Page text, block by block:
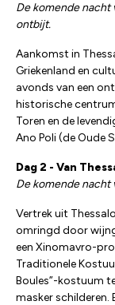
De komende nacht
ontbijt.
Aankomst in
Griekenland en
avonds van een
historische
Toren en de
Ano Poli (de Oude
Dag 2 - Van
De komende nacht
Vertrek uit
omringd door
een Xinomavro-
Traditionele
Boules”-kostuum
masker schilderen.